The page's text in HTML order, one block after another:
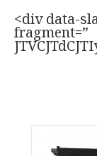
<div data-
fragment=”